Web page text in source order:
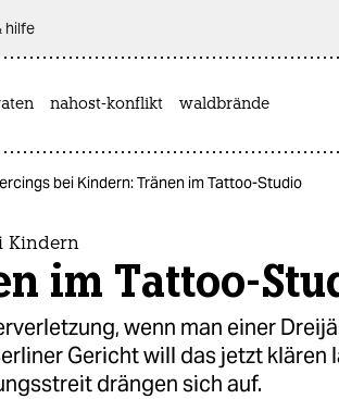
hilfe
nahost-konflikt waldbrände
bei Kindern: Tränen im Tattoo-Studio
Kindern
im Tattoo-
wenn man einer
Gericht will das jetzt klären
drängen sich auf.